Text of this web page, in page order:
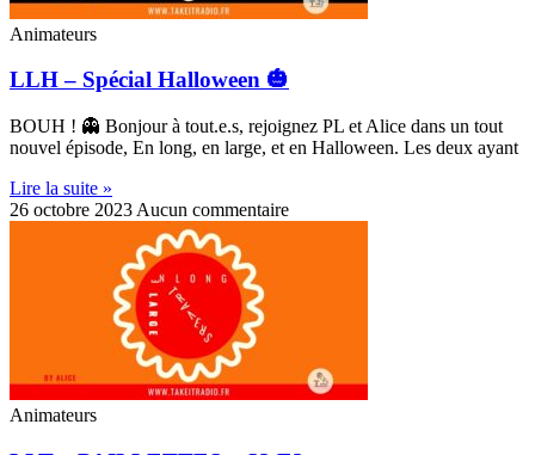
Animateurs
LLH – Spécial Halloween 🎃
BOUH ! 👻 Bonjour à tout.e.s, rejoignez PL et Alice dans un tout
nouvel épisode, En long, en large, et en Halloween. Les deux ayant
Lire la suite »
26 octobre 2023 Aucun commentaire
Animateurs